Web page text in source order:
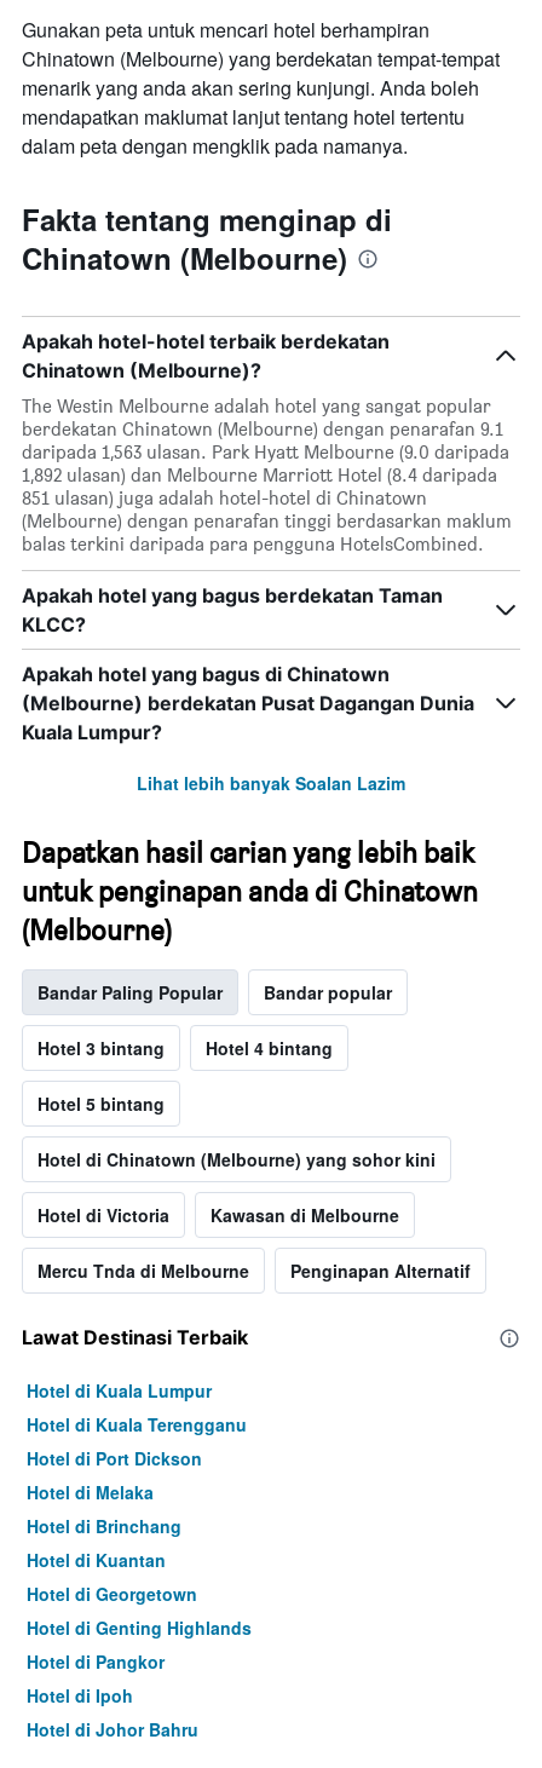
Gunakan peta untuk mencari hotel berhampiran
Chinatown (Melbourne) yang berdekatan tempat-tempat
menarik yang anda akan sering kunjungi. Anda boleh
mendapatkan maklumat lanjut tentang hotel tertentu
dalam peta dengan mengklik pada namanya.
Fakta tentang menginap di
Chinatown (Melbourne)
Apakah hotel-hotel terbaik berdekatan
Chinatown (Melbourne)?
The Westin Melbourne adalah hotel yang sangat popular
berdekatan Chinatown (Melbourne) dengan penarafan 9.1
daripada 1,563 ulasan. Park Hyatt Melbourne (9.0 daripada
1,892 ulasan) dan Melbourne Marriott Hotel (8.4 daripada
851 ulasan) juga adalah hotel-hotel di Chinatown
(Melbourne) dengan penarafan tinggi berdasarkan maklum
balas terkini daripada para pengguna HotelsCombined.
Apakah hotel yang bagus berdekatan Taman
KLCC?
Apakah hotel yang bagus di Chinatown
(Melbourne) berdekatan Pusat Dagangan Dunia
Kuala Lumpur?
Lihat lebih banyak Soalan Lazim
Dapatkan hasil carian yang lebih baik
untuk penginapan anda di Chinatown
(Melbourne)
Bandar Paling Popular Bandar popular
Hotel 3 bintang Hotel 4 bintang
Hotel 5 bintang
Hotel di Chinatown (Melbourne) yang sohor kini
Hotel di Victoria Kawasan di Melbourne
Mercu Tnda di Melbourne Penginapan Alternatif
Lawat Destinasi Terbaik
Hotel di Kuala Lumpur
Hotel di Kuala Terengganu
Hotel di Port Dickson
Hotel di Melaka
Hotel di Brinchang
Hotel di Kuantan
Hotel di Georgetown
Hotel di Genting Highlands
Hotel di Pangkor
Hotel di Ipoh
Hotel di Johor Bahru